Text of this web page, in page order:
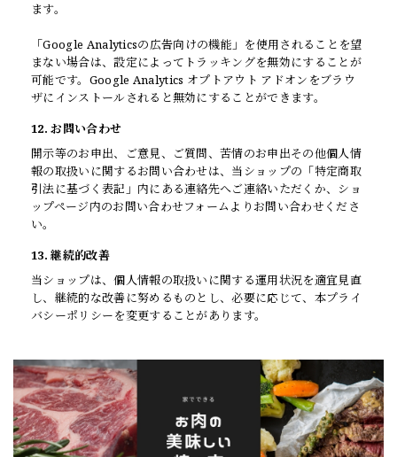
ます。
「Google Analyticsの広告向けの機能」を使用されることを望
まない場合は、設定によってトラッキングを無効にすることが
可能です。Google Analytics オプトアウト アドオンをブラウ
ザにインストールされると無効にすることができます。
12. お問い合わせ
開示等のお申出、ご意見、ご質問、苦情のお申出その他個人情
報の取扱いに関するお問い合わせは、当ショップの「特定商取
引法に基づく表記」内にある連絡先へご連絡いただくか、ショ
ップページ内のお問い合わせフォームよりお問い合わせくださ
い。
13. 継続的改善
当ショップは、個人情報の取扱いに関する運用状況を適宜見直
し、継続的な改善に努めるものとし、必要に応じて、本プライ
バシーポリシーを変更することがあります。